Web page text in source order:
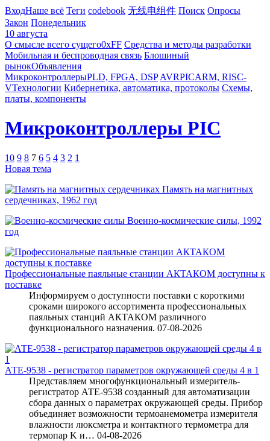
ВходНаше всё Теги codebook 无线电组件 Поиск Опросы
Закон Понедельник
10 августа
О смысле всего сущего0xFF Средства и методы разработки
Мобильная и беспроводная связь Блошиный
рынокОбъявления
МикроконтроллерыPLD, FPGA, DSP AVRPICARM, RISC-
VТехнологии Кибернетика, автоматика, протоколы Схемы,
платы, компоненты
Микроконтроллеры PIC
10 9 8 7 6 5 4 3 2 1
Новая тема
Память на магнитных
сердечниках, 1962 год
Военно-космические силы, 1992
год
Профессиональные паяльные станции АКТАКОМ доступны к
поставке
Информируем о доступности поставки с короткими
сроками широкого ассортимента профессиональных
паяльных станций АКТАКОМ различного
функционального назначения. 07-08-2026
АТЕ-9538 - регистратор параметров окружающей среды 4 в 1
Представляем многофункциональный измеритель-
регистратор АТЕ-9538 созданный для автоматизации
сбора данных о параметрах окружающей среды. Прибор
объединяет возможности термоанемометра измерителя
влажности люксметра и контактного термометра для
термопар K и… 04-08-2026